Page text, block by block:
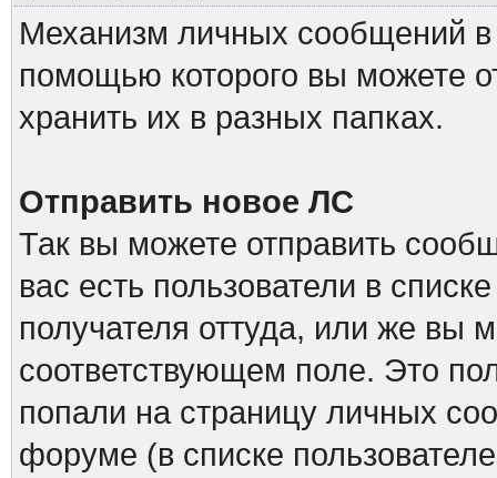
Механизм личных сообщений
помощью которого вы можете
хранить их в разных папках.
Отправить новое ЛС
Так вы можете отправить
вас есть пользователи в
получателя оттуда, или же вы
соответствующем поле. Это
попали на страницу личных
форуме (в списке